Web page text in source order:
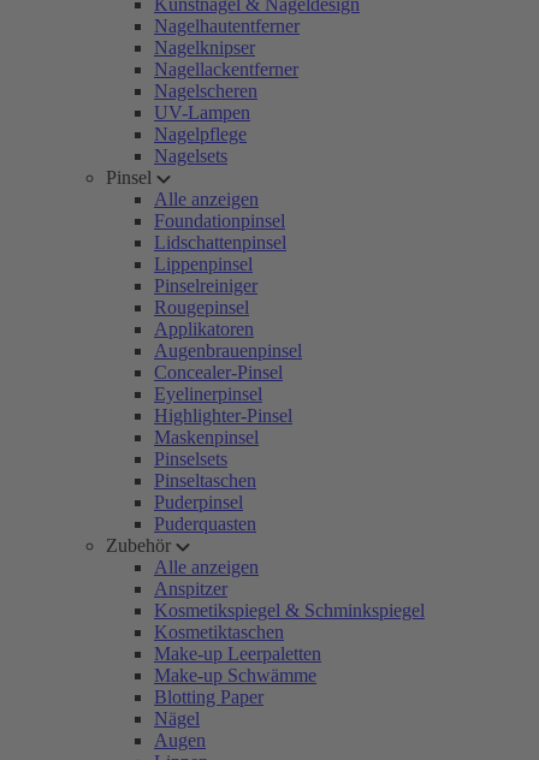
Kunstnägel & Nageldesign
Nagelhautentferner
Nagelknipser
Nagellackentferner
Nagelscheren
UV-Lampen
Nagelpflege
Nagelsets
Pinsel
Alle anzeigen
Foundationpinsel
Lidschattenpinsel
Lippenpinsel
Pinselreiniger
Rougepinsel
Applikatoren
Augenbrauenpinsel
Concealer-Pinsel
Eyelinerpinsel
Highlighter-Pinsel
Maskenpinsel
Pinselsets
Pinseltaschen
Puderpinsel
Puderquasten
Zubehör
Alle anzeigen
Anspitzer
Kosmetikspiegel & Schminkspiegel
Kosmetiktaschen
Make-up Leerpaletten
Make-up Schwämme
Blotting Paper
Nägel
Augen